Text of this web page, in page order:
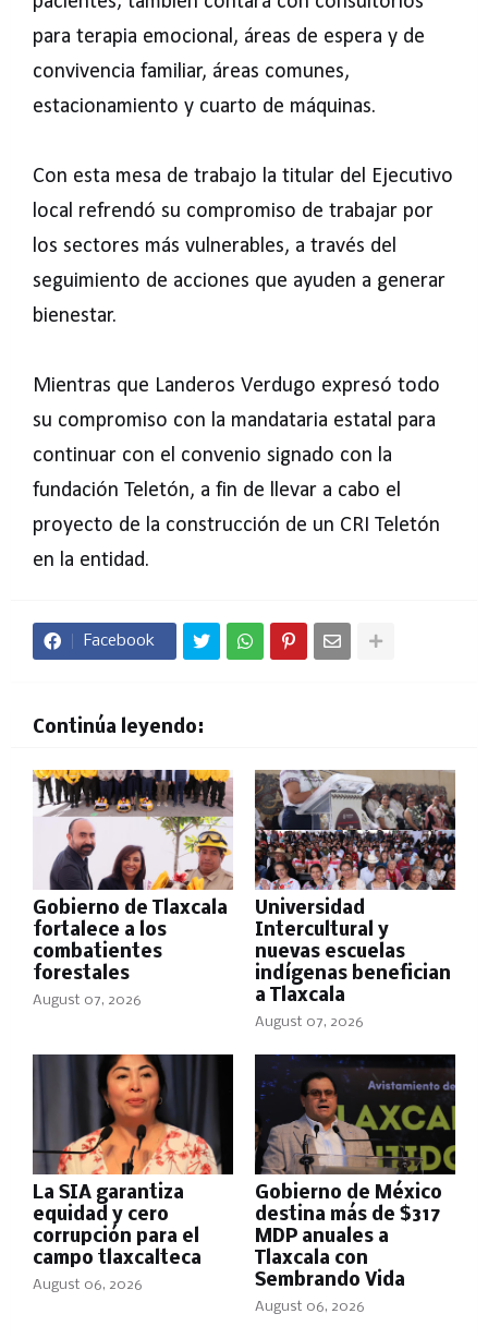
para terapia emocional, áreas de espera y de
convivencia familiar, áreas comunes,
estacionamiento y cuarto de máquinas.
Con esta mesa de trabajo la titular del Ejecutivo
local refrendó su compromiso de trabajar por
los sectores más vulnerables, a través del
seguimiento de acciones que ayuden a generar
bienestar.
Mientras que Landeros Verdugo expresó todo
su compromiso con la mandataria estatal para
continuar con el convenio signado con la
fundación Teletón, a fin de llevar a cabo el
proyecto de la construcción de un CRI Teletón
en la entidad.
Facebook
Continúa leyendo:
Gobierno de Tlaxcala
fortalece a los
combatientes
forestales
August 07, 2026
Universidad
Intercultural y
nuevas escuelas
indígenas benefician
a Tlaxcala
August 07, 2026
La SIA garantiza
equidad y cero
corrupción para el
campo tlaxcalteca
August 06, 2026
Gobierno de México
destina más de $317
MDP anuales a
Tlaxcala con
Sembrando Vida
August 06, 2026